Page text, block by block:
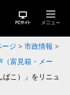
ージ > 市政情報 >
（富見箱・メー
ばこ）」をリニュ